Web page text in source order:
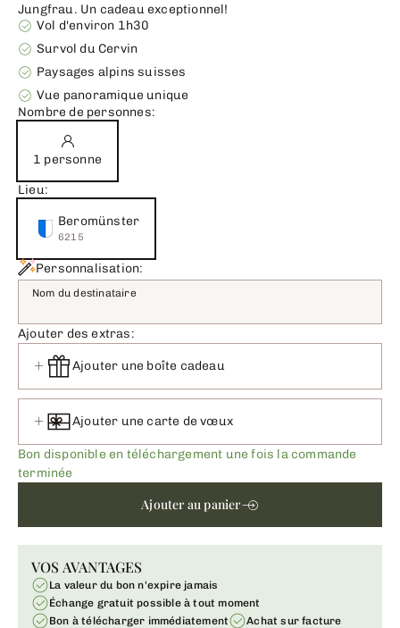
Jungfrau. Un cadeau exceptionnel!
Vol d'environ 1h30
Survol du Cervin
Paysages alpins suisses
Vue panoramique unique
Nombre de personnes:
1 personne
Lieu:
Beromünster
6215
Personnalisation:
Nom du destinataire
Ajouter des extras:
Ajouter une boîte cadeau
Ajouter une carte de vœux
Bon disponible en téléchargement une fois la commande
terminée
Ajouter au panier
VOS AVANTAGES
La valeur du bon n'expire jamais
Échange gratuit possible à tout moment
Bon à télécharger immédiatement
Achat sur facture